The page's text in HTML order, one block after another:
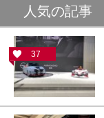
人気の記事
37